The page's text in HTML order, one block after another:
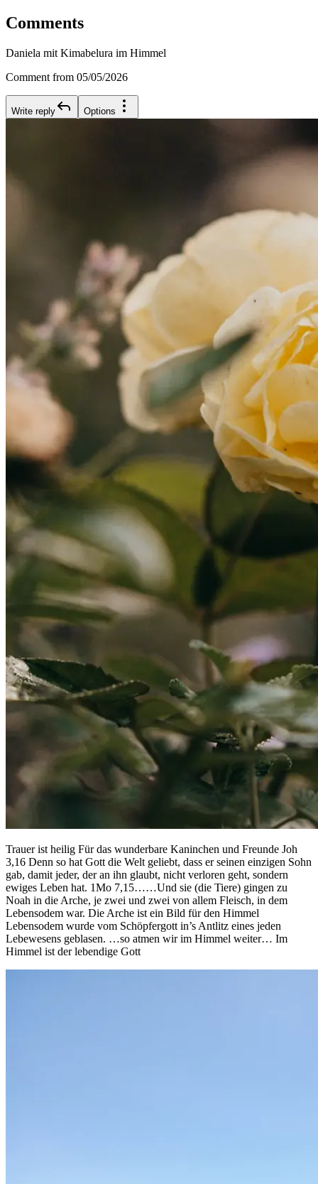
Comments
Daniela mit Kimabelura im Himmel
Comment from 05/05/2026
Write reply Options
Trauer ist heilig Für das wunderbare Kaninchen und Freunde Joh
3,16 Denn so hat Gott die Welt geliebt, dass er seinen einzigen Sohn
gab, damit jeder, der an ihn glaubt, nicht verloren geht, sondern
ewiges Leben hat. 1Mo 7,15……Und sie (die Tiere) gingen zu
Noah in die Arche, je zwei und zwei von allem Fleisch, in dem
Lebensodem war. Die Arche ist ein Bild für den Himmel
Lebensodem wurde vom Schöpfergott in’s Antlitz eines jeden
Lebewesens geblasen. …so atmen wir im Himmel weiter… Im
Himmel ist der lebendige Gott